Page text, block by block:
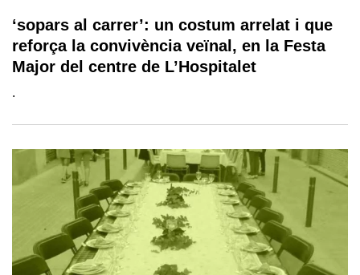
‘sopars al carrer’: un costum arrelat i que
reforça la convivència veïnal, en la Festa
Major del centre de L’Hospitalet
.